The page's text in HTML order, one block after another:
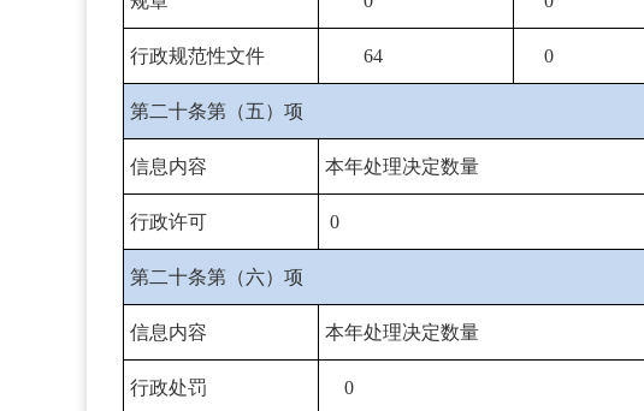
行政规范性文件 64 0
第二十条第（五）项
信息内容 本年处理决定数量
行政许可 0
第二十条第（六）项
信息内容 本年处理决定数量
行政处罚 0